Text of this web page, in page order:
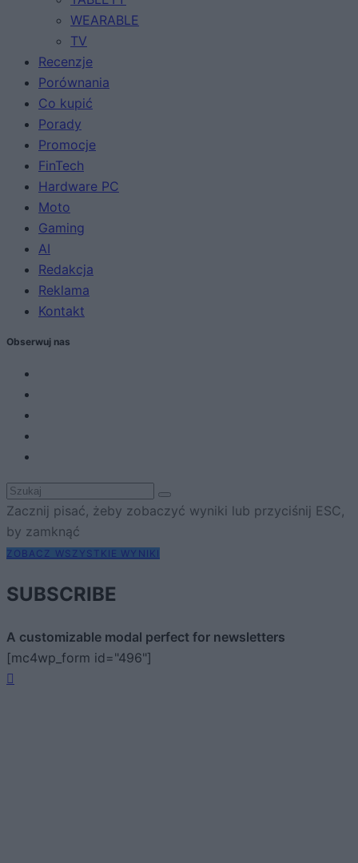
WEARABLE
TV
Recenzje
Porównania
Co kupić
Porady
Promocje
FinTech
Hardware PC
Moto
Gaming
AI
Redakcja
Reklama
Kontakt
Obserwuj nas
Zacznij pisać, żeby zobaczyć wyniki lub przyciśnij ESC,
by zamknąć
ZOBACZ WSZYSTKIE WYNIKI
SUBSCRIBE
A customizable modal perfect for newsletters
[mc4wp_form id="496"]